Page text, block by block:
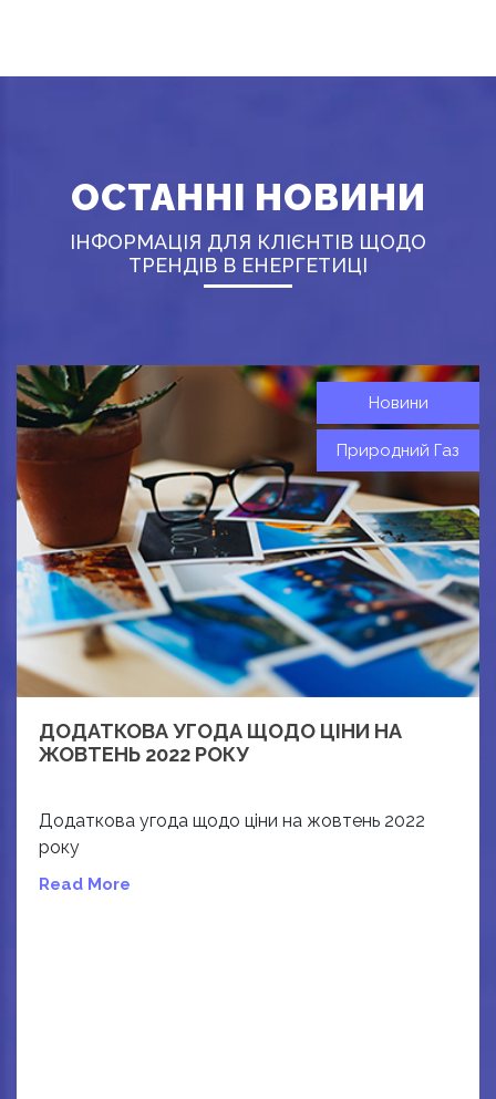
ОСТАННІ НОВИНИ
ІНФОРМАЦІЯ ДЛЯ КЛІЄНТІВ ЩОДО
ТРЕНДІВ В ЕНЕРГЕТИЦІ
Новини
Природний Газ
ДОДАТКОВА УГОДА ЩОДО ЦІНИ НА
ЖОВТЕНЬ 2022 РОКУ
Додаткова угода щодо ціни на жовтень 2022
року
Read More